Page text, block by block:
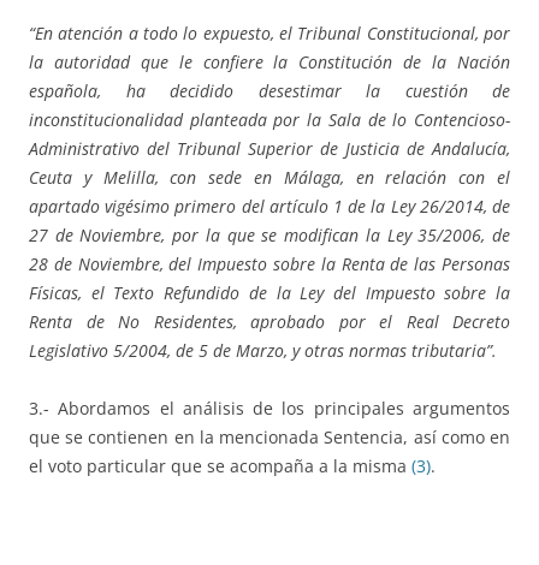
“En atención a todo lo expuesto, el Tribunal Constitucional, por
la autoridad que le confiere la Constitución de la Nación
española, ha decidido desestimar la cuestión de
inconstitucionalidad planteada por la Sala de lo Contencioso-
Administrativo del Tribunal Superior de Justicia de Andalucía,
Ceuta y Melilla, con sede en Málaga, en relación con el
apartado vigésimo primero del artículo 1 de la Ley 26/2014, de
27 de Noviembre, por la que se modifican la Ley 35/2006, de
28 de Noviembre, del Impuesto sobre la Renta de las Personas
Físicas, el Texto Refundido de la Ley del Impuesto sobre la
Renta de No Residentes, aprobado por el Real Decreto
Legislativo 5/2004, de 5 de Marzo, y otras normas tributaria”.
3.- Abordamos el análisis de los principales argumentos
que se contienen en la mencionada Sentencia, así como en
el voto particular que se acompaña a la misma (3).